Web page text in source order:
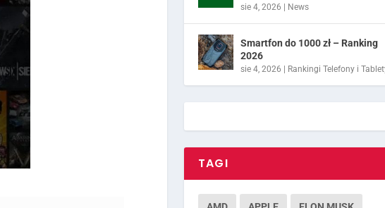
sie 4, 2026 | News
Smartfon do 1000 zł – Ranking
2026
sie 4, 2026 | Rankingi Telefony i
TAGI